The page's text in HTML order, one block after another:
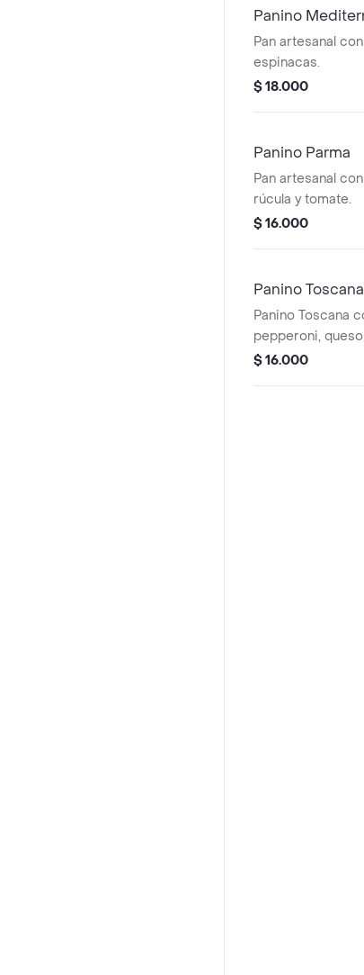
Panino
Pan artesanal
espinacas.
$ 18.000
Panino Parma
Pan artesanal
rúcula y tomate.
$ 16.000
Panino Toscana
Panino Toscana
pepperoni,
para disfrutar
$ 16.000